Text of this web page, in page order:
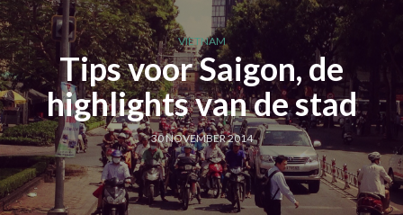
VIETNAM
Tips voor Saigon, de
highlights van de stad
30 NOVEMBER 2014